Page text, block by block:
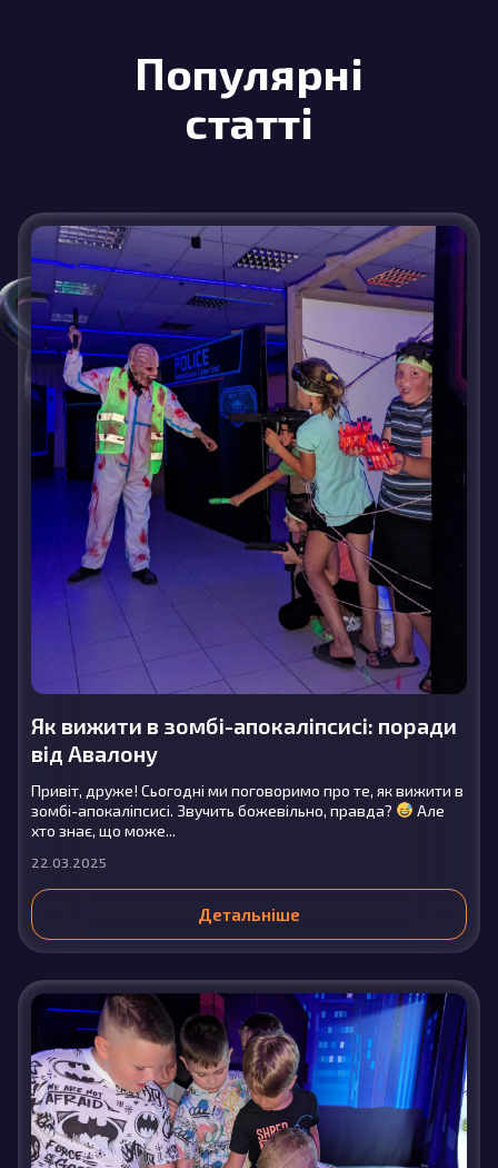
Популярні
статті
Як вижити в зомбі-апокаліпсисі: поради
від Авалону
Привіт, друже! Сьогодні ми поговоримо про те, як вижити в
зомбі-апокаліпсисі. Звучить божевільно, правда?
Але
хто знає, що може...
22.03.2025
Детальніше